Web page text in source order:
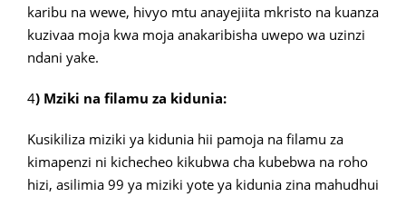
karibu na wewe, hivyo mtu anayejiita mkristo na kuanza
kuzivaa moja kwa moja anakaribisha uwepo wa uzinzi
ndani yake.
4) Mziki na filamu za kidunia:
Kusikiliza miziki ya kidunia hii pamoja na filamu za
kimapenzi ni kichecheo kikubwa cha kubebwa na roho
hizi, asilimia 99 ya miziki yote ya kidunia zina mahudhui